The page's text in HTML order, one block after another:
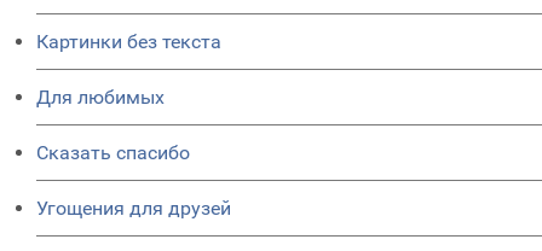
Картинки без текста
Для любимых
Сказать спасибо
Угощения для друзей